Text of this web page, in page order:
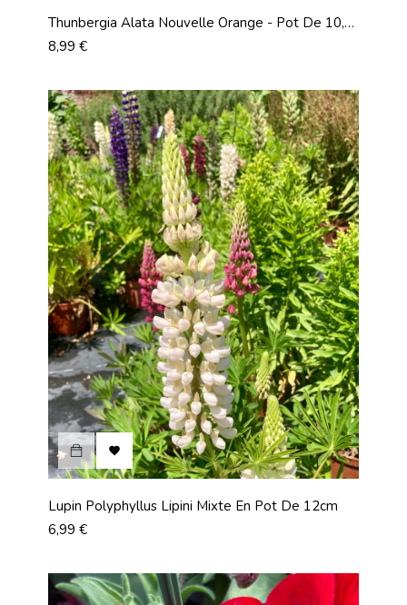
Thunbergia Alata Nouvelle Orange - Pot De 10,5
Cm
Prix
8,99 €

Lupin Polyphyllus Lipini Mixte En Pot De 12cm
Prix
6,99 €